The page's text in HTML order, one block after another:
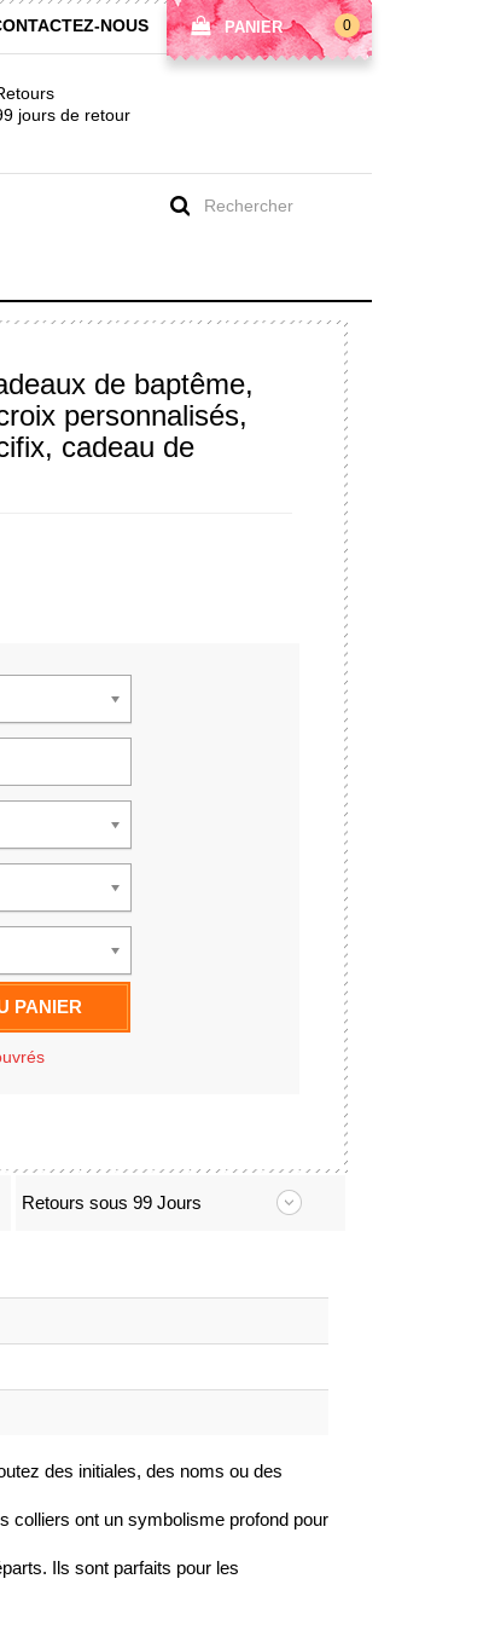
PANIER 0
NOUS
jours de retour
de baptême,
personnalisés,
cadeau de
PANIER
Retours sous 99 Jours
des initiales, des noms ou des
colliers ont un symbolisme profond pour
Ils sont parfaits pour les